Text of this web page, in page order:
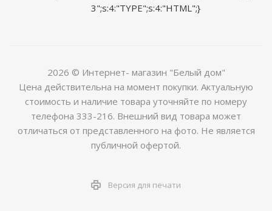
3";s:4:"TYPE";s:4:"HTML";}
2026 © Интернет- магазин "Белый дом"
Цена действительна на момент покупки. Актуальную
стоимость и наличие товара уточняйте по номеру
телефона 333-216. Внешний вид товара может
отличаться от представленного на фото. Не является
публичной офертой.
Версия для печати